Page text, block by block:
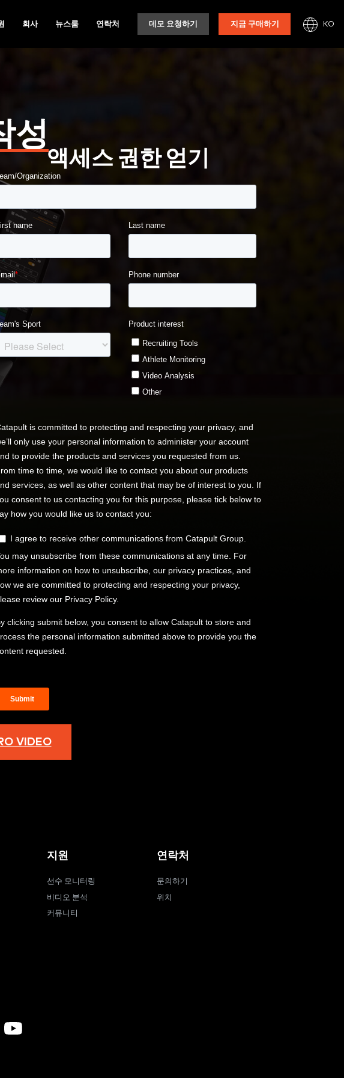
회사 뉴스룸 연락처 데모 요청하기 지금 구매하기 KO
성
액세스 권한 얻기
VIDEO
지원
선수 모니터링
비디오 분석
커뮤니티
연락처
문의하기
위치